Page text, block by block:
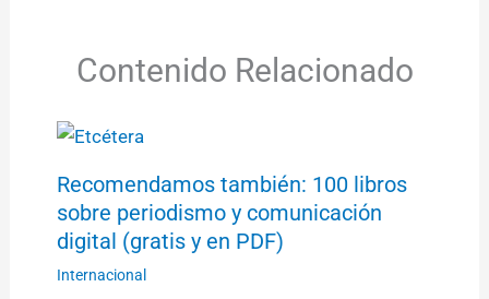
Contenido Relacionado
Recomendamos también: 100 libros
sobre periodismo y comunicación
digital (gratis y en PDF)
Internacional